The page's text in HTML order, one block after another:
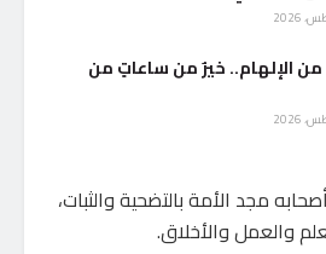
الإلهام.. خيرٌ من ساعاتٍ من
مجد الأمة بالتضحية والثبات،
والعمل والأخلاق.